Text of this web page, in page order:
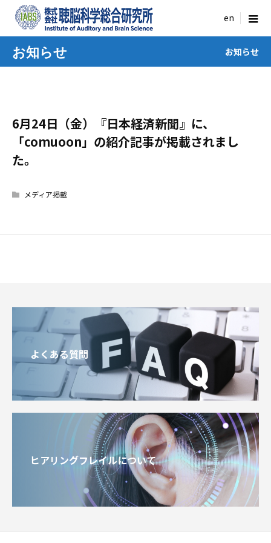
menu
お知らせ お知らせ
6月24日（金）『日本経済新聞』に、
「comuoon」の紹介記事が掲載されまし
た。
メディア掲載
よくある質問
ヒアリングフレイルについて